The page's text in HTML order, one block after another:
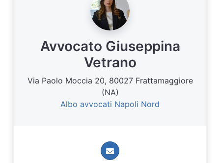
Avvocato Giuseppina
Vetrano
Via Paolo Moccia 20, 80027 Frattamaggiore
(NA)
Albo avvocati Napoli Nord